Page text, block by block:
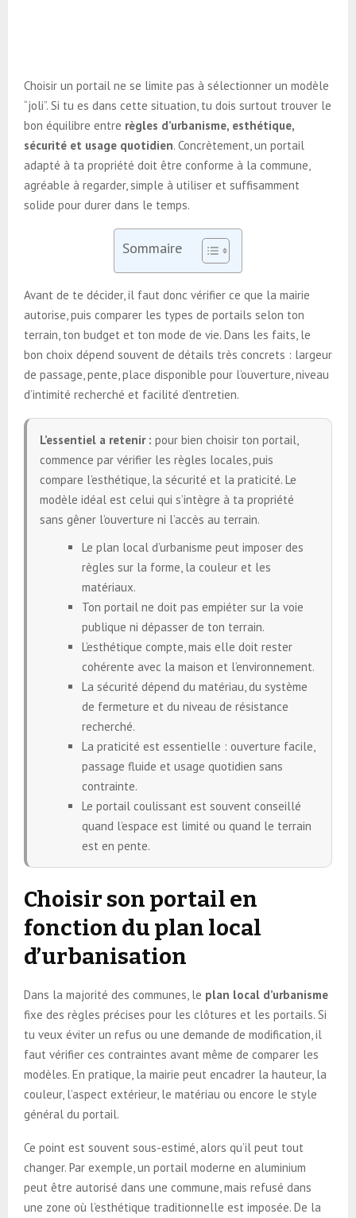
Choisir un portail ne se limite pas à sélectionner un modèle
“joli”. Si tu es dans cette situation, tu dois surtout trouver le
bon équilibre entre règles d’urbanisme, esthétique,
sécurité et usage quotidien. Concrètement, un portail
adapté à ta propriété doit être conforme à la commune,
agréable à regarder, simple à utiliser et suffisamment
solide pour durer dans le temps.
Sommaire
Avant de te décider, il faut donc vérifier ce que la mairie
autorise, puis comparer les types de portails selon ton
terrain, ton budget et ton mode de vie. Dans les faits, le
bon choix dépend souvent de détails très concrets : largeur
de passage, pente, place disponible pour l’ouverture, niveau
d’intimité recherché et facilité d’entretien.
L’essentiel a retenir : pour bien choisir ton portail,
commence par vérifier les règles locales, puis
compare l’esthétique, la sécurité et la praticité. Le
modèle idéal est celui qui s’intègre à ta propriété
sans gêner l’ouverture ni l’accès au terrain.
Le plan local d’urbanisme peut imposer des
règles sur la forme, la couleur et les
matériaux.
Ton portail ne doit pas empiéter sur la voie
publique ni dépasser de ton terrain.
L’esthétique compte, mais elle doit rester
cohérente avec la maison et l’environnement.
La sécurité dépend du matériau, du système
de fermeture et du niveau de résistance
recherché.
La praticité est essentielle : ouverture facile,
passage fluide et usage quotidien sans
contrainte.
Le portail coulissant est souvent conseillé
quand l’espace est limité ou quand le terrain
est en pente.
Choisir son portail en
fonction du plan local
d’urbanisation
Dans la majorité des communes, le plan local d’urbanisme
fixe des règles précises pour les clôtures et les portails. Si
tu veux éviter un refus ou une demande de modification, il
faut vérifier ces contraintes avant même de comparer les
modèles. En pratique, la mairie peut encadrer la hauteur, la
couleur, l’aspect extérieur, le matériau ou encore le style
général du portail.
Ce point est souvent sous-estimé, alors qu’il peut tout
changer. Par exemple, un portail moderne en aluminium
peut être autorisé dans une commune, mais refusé dans
une zone où l’esthétique traditionnelle est imposée. De la